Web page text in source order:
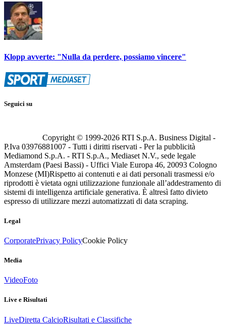
Klopp avverte: "Nulla da perdere, possiamo vincere"
Seguici su
Copyright © 1999-2026 RTI S.p.A. Business Digital -
P.Iva 03976881007 - Tutti i diritti riservati - Per la pubblicità
Mediamond S.p.A. - RTI S.p.A., Mediaset N.V., sede legale
Amsterdam (Paesi Bassi) - Uffici Viale Europa 46, 20093 Cologno
Monzese (MI)Rispetto ai contenuti e ai dati personali trasmessi e/o
riprodotti è vietata ogni utilizzazione funzionale all’addestramento di
sistemi di intelligenza artificiale generativa. È altresì fatto divieto
espresso di utilizzare mezzi automatizzati di data scraping.
Legal
CorporatePrivacy PolicyCookie Policy
Media
VideoFoto
Live e Risultati
LiveDiretta CalcioRisultati e Classifiche